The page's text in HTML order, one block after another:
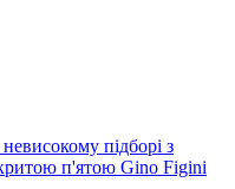
підборі з
п'ятою Gino Figini